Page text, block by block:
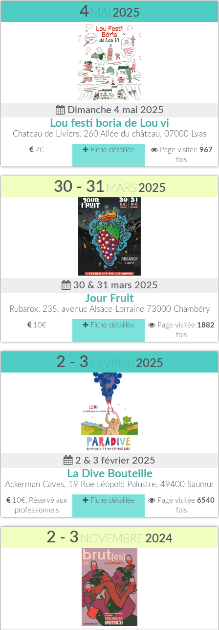
4 MAI 2025
Dimanche 4 mai 2025
Lou festi boria de Lou vi
Chateau de Liviers, 260 Allée du château, 07000 Lyas
7€ Fiche détaillée Page visitée 967
fois
30 - 31 MARS 2025
30 & 31 mars 2025
Jour Fruit
Rubarox, 235, avenue Alsace-Lorraine 73000 Chambéry
10€ Fiche détaillée Page visitée 1882
fois
2 - 3 FÉVRIER 2025
2 & 3 février 2025
La Dive Bouteille
Ackerman Caves, 19 Rue Léopold Palustre, 49400 Saumur
10€, Réservé aux
professionnels
Fiche détaillée Page visitée 6540
fois
2 - 3 NOVEMBRE 2024